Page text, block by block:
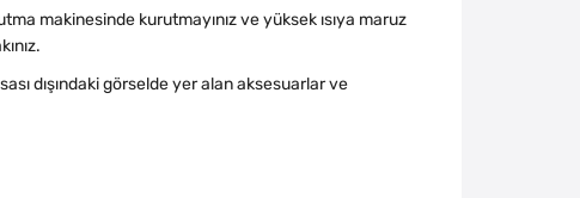
makinesinde kurutmayınız ve yüksek ısıya maruz
dışındaki görselde yer alan aksesuarlar ve